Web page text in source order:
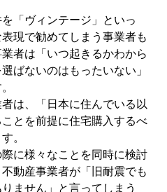
「ヴィンテージ」といっ
現で勧めてしまう事業者も
者は「いつ起きるかわから
ばないのはもったいない」
は、「日本に住んでいる以
ことを前提に住宅購入するべ
。
に様々なことを同時に検討
動産事業者が「旧耐震でも
ません」と言ってしまう